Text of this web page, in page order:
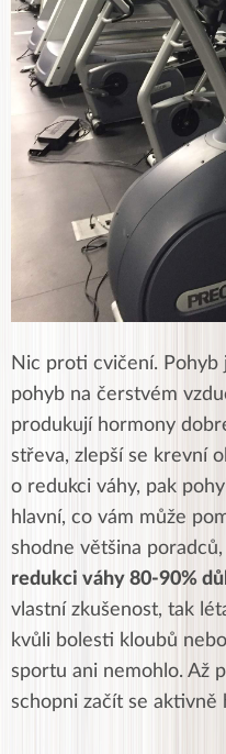
Nic proti cvičení. Pohyb
pohyb na čerstvém
produkují hormony
střeva, zlepší se krevní
o redukci váhy, pak
hlavní, co vám může
shodne většina poradců,
redukci váhy 80-90%
vlastní zkušenost, tak
kvůli bolesti kloubů
sportu ani nemohlo. Až
schopni začít se aktivně